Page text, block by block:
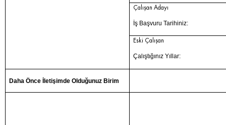
Çalışan Adayı
İş Başvuru Tarihiniz:
Eski Çalışan
Çalıştığınız Yıllar:
Daha Önce İletişimde Olduğunuz Birim